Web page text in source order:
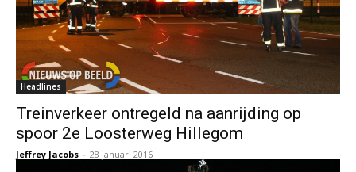
Headlines
Treinverkeer ontregeld na aanrijding op
spoor 2e Loosterweg Hillegom
Jeffrey Jacobs - 28 januari 2016